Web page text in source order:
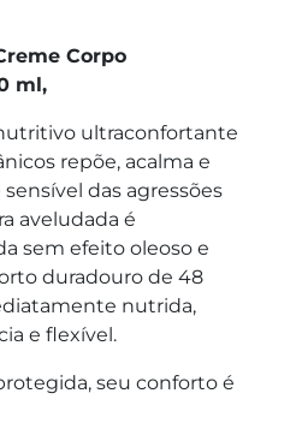
Corpo
ml,
ultraconfortante
repõe, acalma e
das agressões
aveludada é
sem efeito oleoso e
duradouro de 48
nutrida,
e flexível.
seu conforto é